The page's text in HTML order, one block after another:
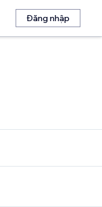
Đăng nhập